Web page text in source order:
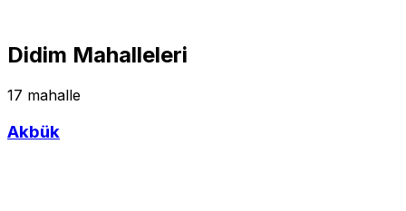
Didim Mahalleleri
17 mahalle
Akbük